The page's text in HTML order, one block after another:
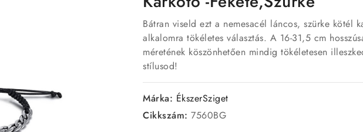
Bátran viseld ezt a nemesacél láncos, szürke kötél
alkalomra tökéletes választás. A 16-31,5 cm
méretének köszönhetően mindig tökéletesen
stílusod!
Márka: ÉkszerSziget
Cikkszám: 7560BG